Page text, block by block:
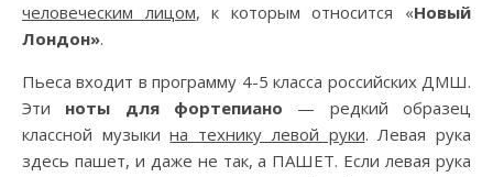
человеческим лицом, к которым относится «Новый
Лондон».
Пьеса входит в программу 4-5 класса российских ДМШ.
Эти ноты для фортепиано — редкий образец
классной музыкина технику левой руки. Левая рука
здесь пашет, и даже не так, а ПАШЕТ. Если левая рука